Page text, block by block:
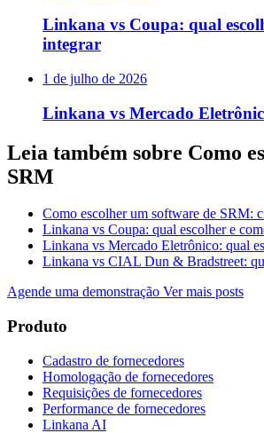
Linkana vs Coupa: qual
integrar
1 de julho de 2026
Linkana vs Mercado
Leia também sobre Como
SRM
Como escolher um software de SRM:
Linkana vs Coupa: qual escolher e
Linkana vs Mercado Eletrônico: qual
Linkana vs CIAL Dun & Bradstreet:
Agende uma demonstração Ver mais posts
Produto
Cadastro de fornecedores
Homologação de fornecedores
Requisições de fornecedores
Performance de fornecedores
Linkana AI